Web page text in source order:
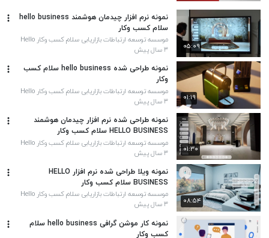
۰۵:۰۹
نمونه نرم افزار چیدمان هوشمند hello business
سلام کسب وکار
موسسه توسعه ارتباطات بازاریابی سلام کسب وکار Hello
Business
۳ سال پیش
۰۱:۱۹
نمونه طراحی شده hello business سلام کسب
وکار
موسسه توسعه ارتباطات بازاریابی سلام کسب وکار Hello
Business
۳ سال پیش
۰۱:۳۰
نمونه طراحی شده نرم افزار چیدمان هوشمند
HELLO BUSINESS سلام کسب وکار
موسسه توسعه ارتباطات بازاریابی سلام کسب وکار Hello
Business
۳ سال پیش
۰۸:۵۴
نمونه ویلا طراحی شده نرم افزار HELLO
BUSINESS سلام کسب وکار
موسسه توسعه ارتباطات بازاریابی سلام کسب وکار Hello
Business
۳ سال پیش
نمونه کار موشن گرافی hello business سلام
کسب وکار